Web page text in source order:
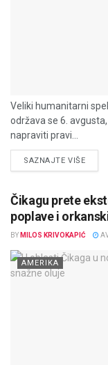
Veliki humanitarni
održava se 6.
napraviti pravi...
SAZNAJTE VIŠE
Čikagu prete
poplave i
BY MILOS KRIVOKAPIĆ
AMERIKA